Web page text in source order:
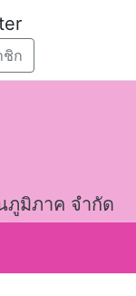
ชิก
ภูมิภาค จำกัด